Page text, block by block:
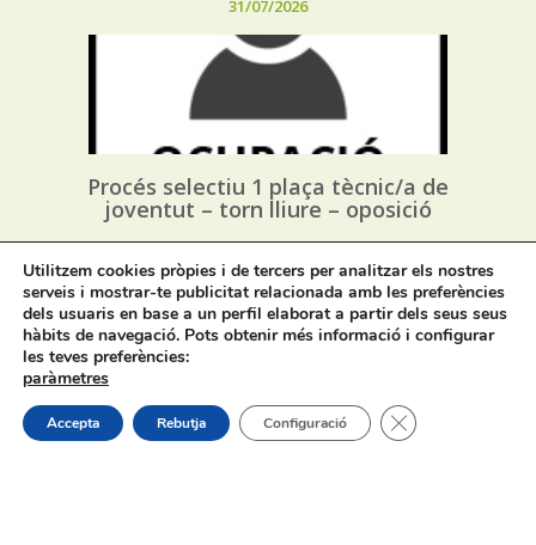
31/07/2026
Procés selectiu 1 plaça tècnic/a de
joventut – torn lliure – oposició
31/07/2026
Utilitzem cookies pròpies i de tercers per analitzar els nostres
serveis i mostrar-te publicitat relacionada amb les preferències
dels usuaris en base a un perfil elaborat a partir dels seus seus
hàbits de navegació. Pots obtenir més informació i configurar
les teves preferències:
paràmetres
Accepta Rebutja Configuració Tanca el bàner de